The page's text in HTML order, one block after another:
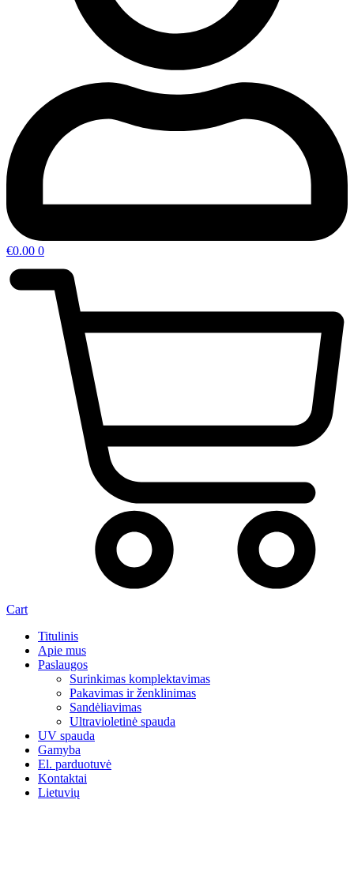
€0.00 0
Cart
Titulinis
Apie mus
Paslaugos
Surinkimas komplektavimas
Pakavimas ir ženklinimas
Sandėliavimas
Ultravioletinė spauda
UV spauda
Gamyba
El. parduotuvė
Kontaktai
Lietuvių